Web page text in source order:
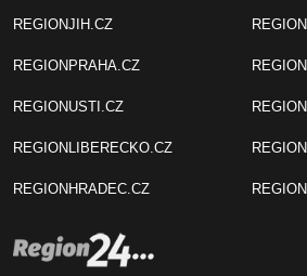
REGIONJIH.CZ
REGIONPRAHA.CZ
REGIONUSTI.CZ
REGIONLIBERECKO.CZ
REGIONHRADEC.CZ